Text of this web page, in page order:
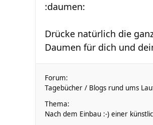
:daumen:
Drücke natürlich die
Daumen für dich und
Forum:
Tagebücher / Blogs rund ums
Thema:
Nach dem Einbau :-) einer